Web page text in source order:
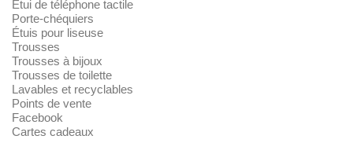
Étui de téléphone tactile
Porte-chéquiers
Étuis pour liseuse
Trousses
Trousses à bijoux
Trousses de toilette
Lavables et recyclables
Points de vente
Facebook
Cartes cadeaux